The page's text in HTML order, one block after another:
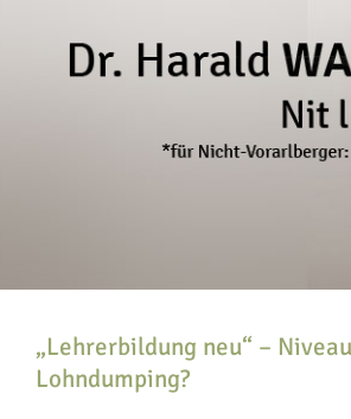
„Lehrerbildung neu“ –
Lohndumping?